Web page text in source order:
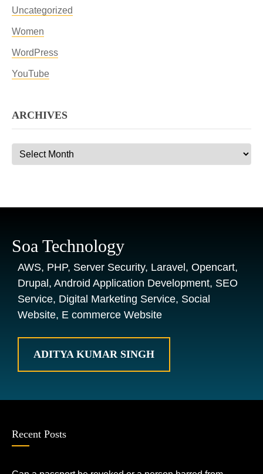
Uncategorized
Women
WordPress
YouTube
ARCHIVES
Archives
Soa Technology
AWS, PHP, Server Security, Laravel, Opencart,
Drupal, Android Application Development, SEO
Service, Digital Marketing Service, Social
Website, E commerce Website
ADITYA KUMAR SINGH
Recent Posts